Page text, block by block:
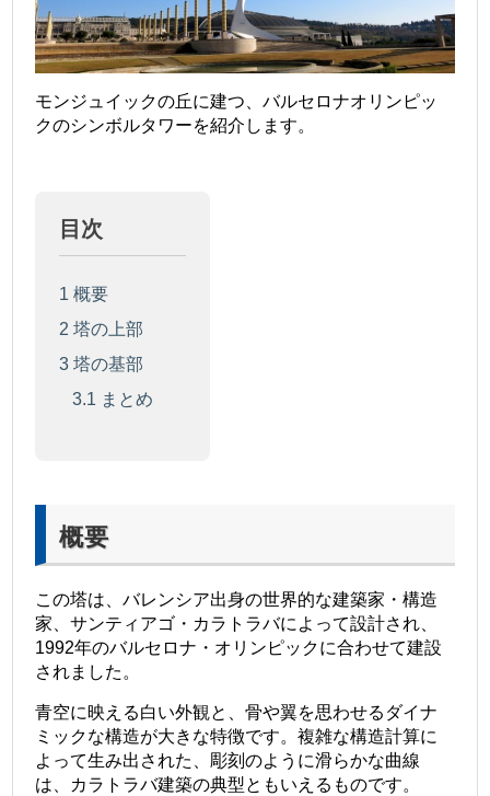
モンジュイックの丘に建つ、バルセロナオリンピッ
クのシンボルタワーを紹介します。
目次
1 概要
2 塔の上部
3 塔の基部
3.1 まとめ
概要
この塔は、バレンシア出身の世界的な建築家・構造
家、サンティアゴ・カラトラバによって設計され、
1992年のバルセロナ・オリンピックに合わせて建設
されました。
青空に映える白い外観と、骨や翼を思わせるダイナ
ミックな構造が大きな特徴です。複雑な構造計算に
よって生み出された、彫刻のように滑らかな曲線
は、カラトラバ建築の典型ともいえるものです。